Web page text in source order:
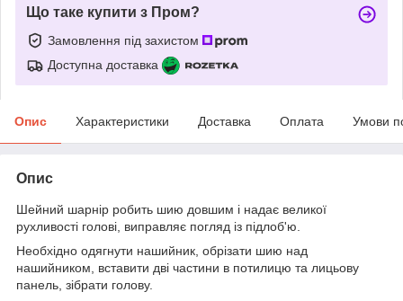
Що таке купити з Пром?
Замовлення під захистом
Доступна доставка
Опис Характеристики Доставка Оплата Умови
Опис
Шейний шарнір робить шию довшим і надає великої
рухливості голові, виправляє погляд із підлоб'ю.
Необхідно одягнути нашийник, обрізати шию над
нашийником, вставити дві частини в потилицю та лицьову
панель, зібрати голову.